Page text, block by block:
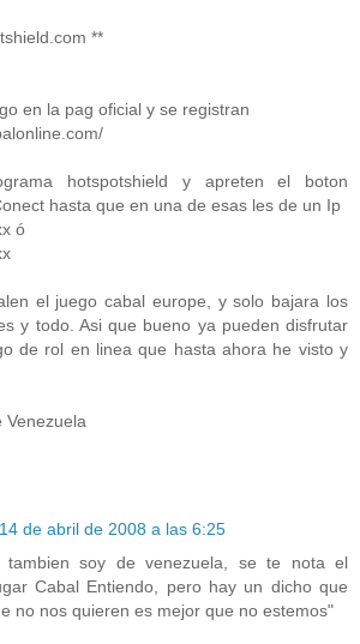
**
en la pag oficial y se registran
hotspotshield y apreten el boton
hasta que en una de esas les de un Ip
ó
el juego cabal europe, y solo bajara los
y todo. Asi que bueno ya pueden disfrutar
de rol en linea que hasta ahora he visto y
Venezuela
14 de abril de 2008 a las 6:25
soy de venezuela, se te nota el
Cabal Entiendo, pero hay un dicho que
no nos quieren es mejor que no estemos"